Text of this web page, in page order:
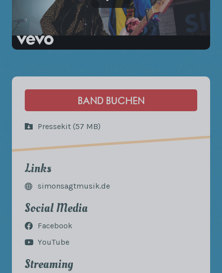
BAND BUCHEN
Pressekit (57 MB)
Links
simonsagtmusik.de
Social Media
Facebook
YouTube
Streaming